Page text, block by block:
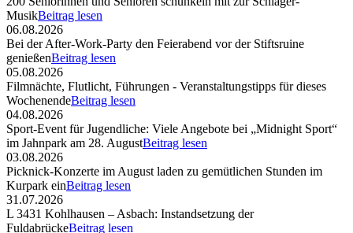
MusikBeitrag lesen
06.08.2026
Bei der After-Work-Party den Feierabend vor der Stiftsruine
genießenBeitrag lesen
05.08.2026
Filmnächte, Flutlicht, Führungen - Veranstaltungstipps für dieses
WochenendeBeitrag lesen
04.08.2026
Sport-Event für Jugendliche: Viele Angebote bei „Midnight Sport“
im Jahnpark am 28. AugustBeitrag lesen
03.08.2026
Picknick-Konzerte im August laden zu gemütlichen Stunden im
Kurpark einBeitrag lesen
31.07.2026
L 3431 Kohlhausen – Asbach: Instandsetzung der
FuldabrückeBeitrag lesen